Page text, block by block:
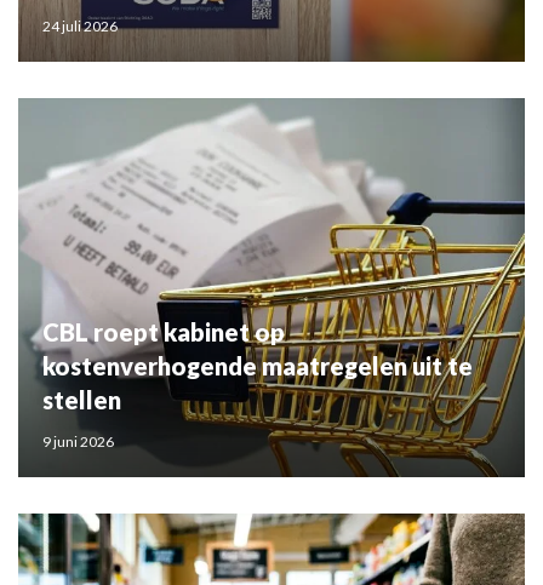
24 juli 2026
CBL roept kabinet op
kostenverhogende maatregelen uit te
stellen
9 juni 2026